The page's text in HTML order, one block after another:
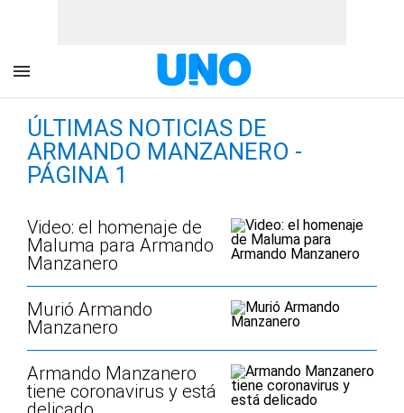
ÚLTIMAS NOTICIAS DE
ARMANDO MANZANERO -
PÁGINA 1
Video: el homenaje de
Maluma para Armando
Manzanero
Murió Armando
Manzanero
Armando Manzanero
tiene coronavirus y está